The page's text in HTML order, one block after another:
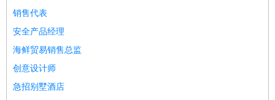
销售代表
安全产品经理
海鲜贸易销售总监
创意设计师
急招别墅酒店